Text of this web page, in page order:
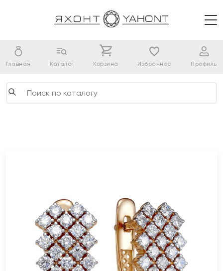
Главная Каталог Корзина Избранное Профиль